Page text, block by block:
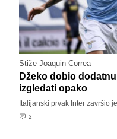
Stiže Joaquin Correa
Džeko dobio
izgledati opako
Italijanski prvak Inter završio
2